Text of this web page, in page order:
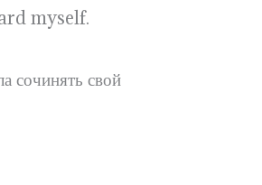
myself.
сочинять свой